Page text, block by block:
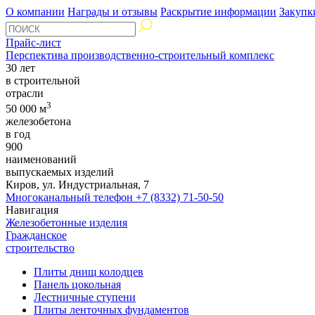
О компании Награды и отзывы Раскрытие информации
Прайс-лист
Перспектива производственно-строительный комплекс
30 лет
в строительной
отрасли
50 000 м3
железобетона
в год
900
наименований
выпускаемых изделий
Киров, ул. Индустриальная, 7
Многоканальный телефон +7 (8332) 71-50-50
Навигация
Железобетонные изделия
Гражданское
строительство
Плиты днищ колодцев
Панель цокольная
Лестничные ступени
Плиты ленточных фундаментов